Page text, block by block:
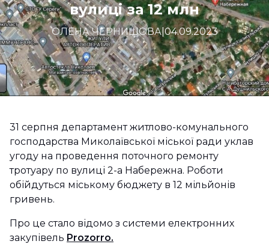
вулиці за 12 млн
ОЛЕНА ЧЕРНИШОВА|04.09.2023
31 серпня департамент житлово-комунального
господарства Миколаївської міської ради уклав
угоду на проведення поточного ремонту
тротуару по вулиці 2-а Набережна. Роботи
обійдуться міському бюджету в 12 мільйонів
гривень.
Про це стало відомо з системи електронних
закупівель Prozorro.